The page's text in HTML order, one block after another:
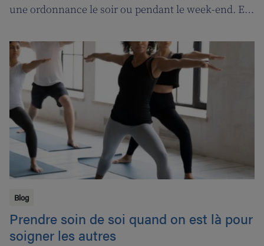
une ordonnance le soir ou pendant le week-end. En
sera introduite pour les pharmaciens de garde.
Blog
Prendre soin de soi quand on est là pour
soigner les autres